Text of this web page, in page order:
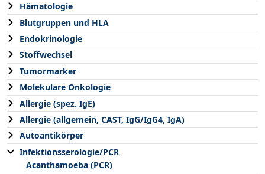
Hämatologie
Blutgruppen und HLA
Endokrinologie
Stoffwechsel
Tumormarker
Molekulare Onkologie
Allergie (spez. IgE)
Allergie (allgemein, CAST, IgG/IgG4, IgA)
Autoantikörper
Infektionsserologie/PCR
Acanthamoeba (PCR)